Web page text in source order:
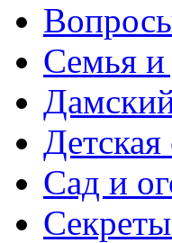
Семья и
Детская
Сад и